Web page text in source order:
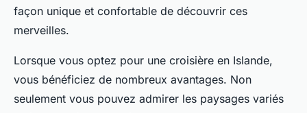
façon unique et confortable de découvrir ces
merveilles.
Lorsque vous optez pour une croisière en Islande,
vous bénéficiez de nombreux avantages. Non
seulement vous pouvez admirer les paysages variés